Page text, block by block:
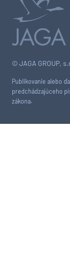
© JAGA GROUP,
Publikovanie alebo
predchádzajúceho
zákona.